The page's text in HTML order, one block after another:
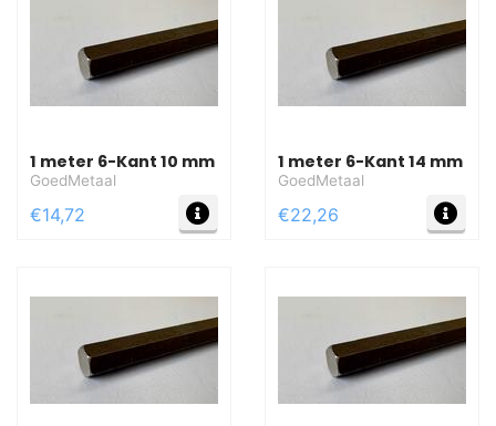
1 meter 6-Kant 10 mm
GoedMetaal
€14,72 MEER INFO
1 meter 6-Kant 14 mm
GoedMetaal
€22,26